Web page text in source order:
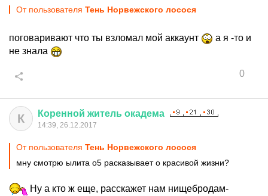
От пользователя Тень Норвежского лосося
поговаривают что ты взломал мой аккаунт
а я -то и
не знала
0
К Коренной житель окадема
14:39, 26.12.2017
От пользователя Тень Норвежского лосося
мну смотрю ылита о5 расказывает о красивой жизни?
Ну а кто ж еще, расскажет нам нищебродам-